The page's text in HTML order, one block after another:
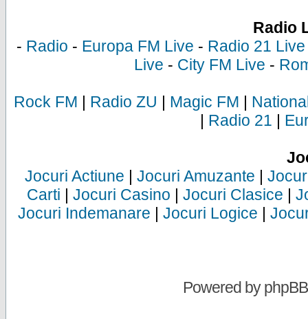
Radio
- Radio - Europa FM Live - Radio 21 Live
Live - City FM Live -
Rock FM | Radio ZU | Magic FM |
| Radio 21 |
Jocuri Actiune | Jocuri Amuzante |
Carti | Jocuri Casino | Jocuri Clasice |
Jocuri Indemanare | Jocuri Logice |
Powered byphpBB